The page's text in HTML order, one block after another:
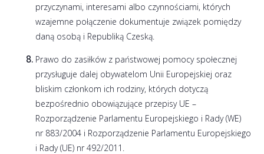
przyczynami, interesami albo czynnościami, których
wzajemne połączenie dokumentuje związek pomiędzy
daną osobą i Republiką Czeską.
Prawo do zasiłków z państwowej pomocy społecznej
przysługuje dalej obywatelom Unii Europejskiej oraz
bliskim członkom ich rodziny, których dotyczą
bezpośrednio obowiązujące przepisy UE –
Rozporządzenie Parlamentu Europejskiego i Rady (WE)
nr 883/2004 i Rozporządzenie Parlamentu Europejskiego
i Rady (UE) nr 492/2011.